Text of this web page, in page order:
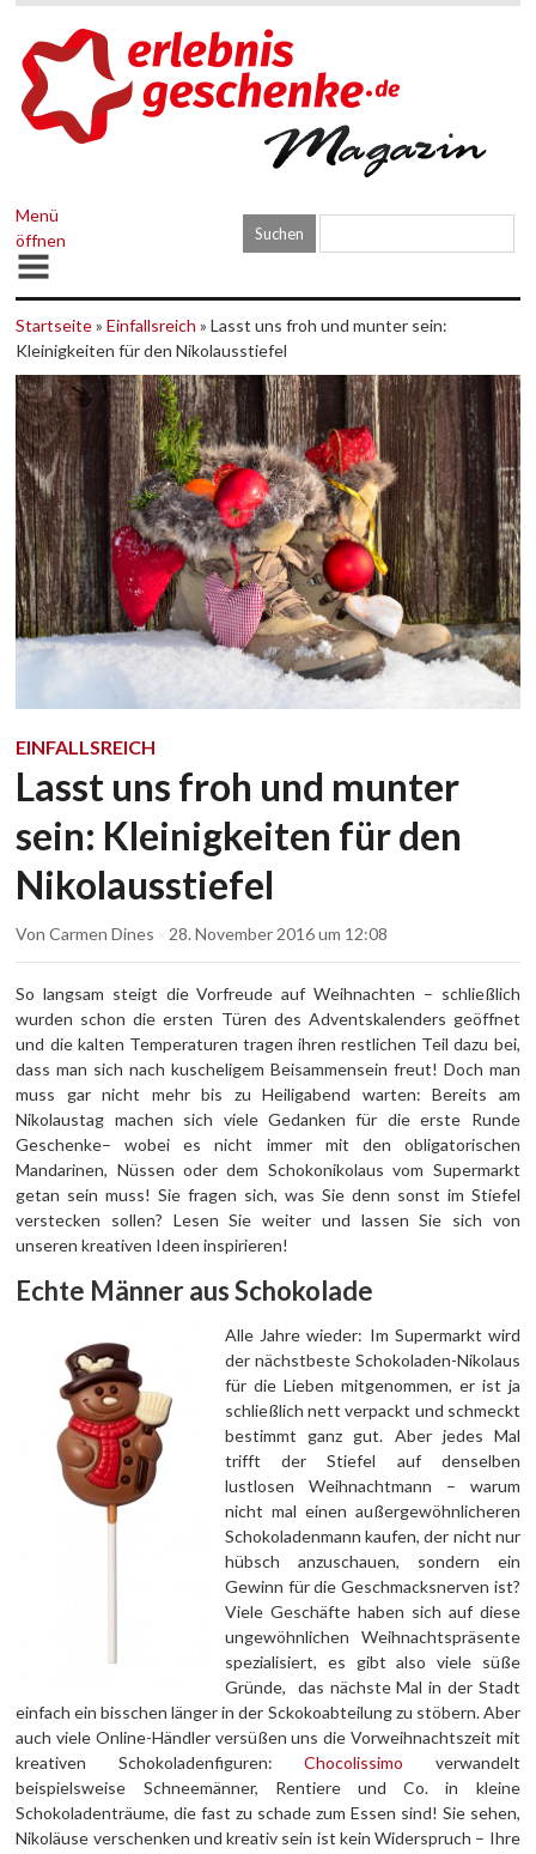
Menü
öffnen
Startseite»Einfallsreich » Lasst uns froh und munter sein:
Kleinigkeiten für den Nikolausstiefel
EINFALLSREICH
Lasst uns froh und munter
sein: Kleinigkeiten für den
Nikolausstiefel
VonCarmen Dines 28. November 2016um 12:08
So langsam steigt die Vorfreude auf Weihnachten – schließlich
wurden schon die ersten Türen des Adventskalenders geöffnet
und die kalten Temperaturen tragen ihren restlichen Teil dazu bei,
dass man sich nach kuscheligem Beisammensein freut! Doch man
muss gar nicht mehr bis zu Heiligabend warten: Bereits am
Nikolaustag machen sich viele Gedanken für die erste Runde
Geschenke– wobei es nicht immer mit den obligatorischen
Mandarinen, Nüssen oder dem Schokonikolaus vom Supermarkt
getan sein muss! Sie fragen sich, was Sie denn sonst im Stiefel
verstecken sollen? Lesen Sie weiter und lassen Sie sich von
unseren kreativen Ideen inspirieren!
Echte Männer aus Schokolade
Alle Jahre wieder: Im Supermarkt wird
der nächstbeste Schokoladen-Nikolaus
für die Lieben mitgenommen, er ist ja
schließlich nett verpackt und schmeckt
bestimmt ganz gut. Aber jedes Mal
trifft der Stiefel auf denselben
lustlosen Weihnachtmann – warum
nicht mal einen außergewöhnlicheren
Schokoladenmann kaufen, der nicht nur
hübsch anzuschauen, sondern ein
Gewinn für die Geschmacksnerven ist?
Viele Geschäfte haben sich auf diese
ungewöhnlichen Weihnachtspräsente
spezialisiert, es gibt also viele süße
Gründe, das nächste Mal in der Stadt
einfach ein bisschen länger in der Sckokoabteilung zu stöbern. Aber
auch viele Online-Händler versüßen uns die Vorweihnachtszeit mit
kreativen Schokoladenfiguren:Chocolissimo verwandelt
beispielsweise Schneemänner, Rentiere und Co. in kleine
Schokoladenträume, die fast zu schade zum Essen sind! Sie sehen,
Nikoläuse verschenken und kreativ sein ist kein Widerspruch – Ihre